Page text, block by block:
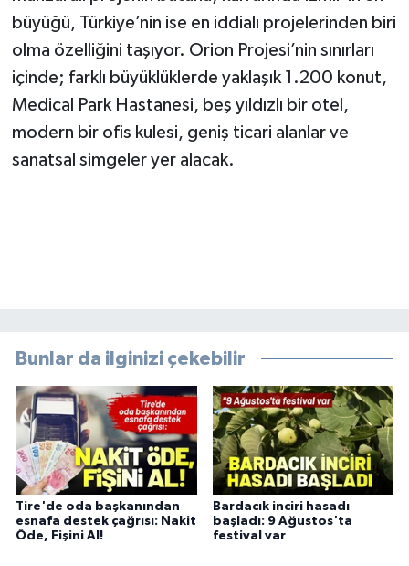
büyüğü, Türkiye’nin ise en iddialı projelerinden biri
olma özelliğini taşıyor. Orion Projesi’nin sınırları
içinde; farklı büyüklüklerde yaklaşık 1.200 konut,
Medical Park Hastanesi, beş yıldızlı bir otel,
modern bir ofis kulesi, geniş ticari alanlar ve
sanatsal simgeler yer alacak.
Bunlar da ilginizi çekebilir
Tire'de oda başkanından
esnafa destek çağrısı: Nakit
Öde, Fişini Al!
Bardacık inciri hasadı
başladı: 9 Ağustos'ta
festival var